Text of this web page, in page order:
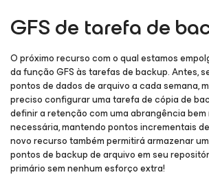
GFS de tarefa de
O próximo recurso com o qual estamos
da função GFS às tarefas de backup. Antes,
pontos de dados de arquivo a cada semana,
preciso configurar uma tarefa de cópia de
definir a retenção com uma abrangência bem
necessária, mantendo pontos incrementais
novo recurso também permitirá armazenar
pontos de backup de arquivo em seu
primário sem nenhum esforço extra!